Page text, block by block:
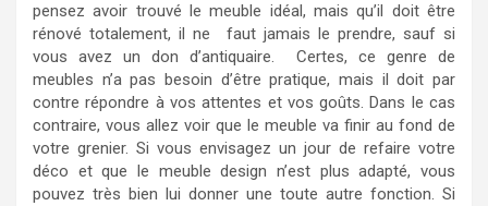
pensez avoir trouvé le meuble idéal, mais qu’il doit être
rénové totalement, il ne faut jamais le prendre, sauf si
vous avez un don d’antiquaire. Certes, ce genre de
meubles n’a pas besoin d’être pratique, mais il doit par
contre répondre à vos attentes et vos goûts. Dans le cas
contraire, vous allez voir que le meuble va finir au fond de
votre grenier. Si vous envisagez un jour de refaire votre
déco et que le meuble design n’est plus adapté, vous
pouvez très bien lui donner une toute autre fonction. Si